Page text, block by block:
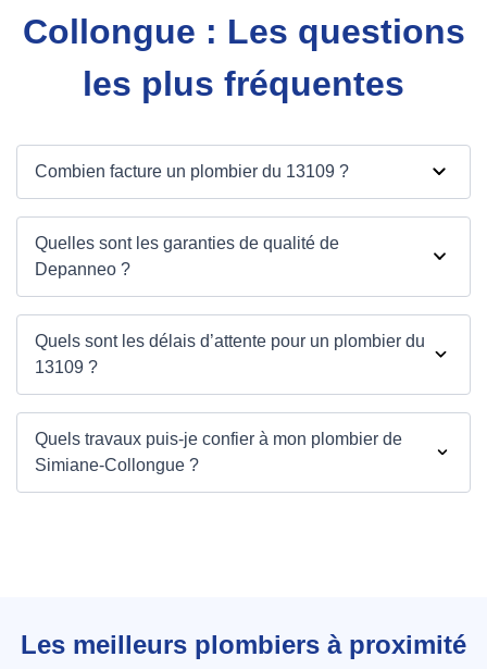
Collongue : Les questions
les plus fréquentes
Combien facture un plombier du 13109 ?
Quelles sont les garanties de qualité de
Depanneo ?
Quels sont les délais d’attente pour un plombier du
13109 ?
Quels travaux puis-je confier à mon plombier de
Simiane-Collongue ?
Les meilleurs plombiers à proximité